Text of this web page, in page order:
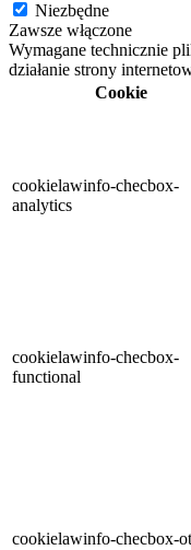
Niezbędne
Zawsze włączone
Wymagane technicznie
działanie strony
Cookie
cookielawinfo-checbox-
analytics
cookielawinfo-checbox-
functional
cookielawinfo-checbox-